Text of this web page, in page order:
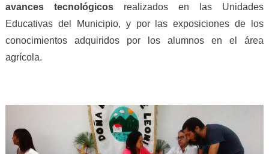
avances tecnológicosrealizados en las Unidades
Educativas del Municipio, y por las exposiciones de los
conocimientos adquiridos por los alumnos en el área
agrícola.